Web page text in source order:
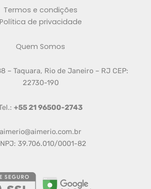
Termos e condições
Política de privacidade
Quem Somos
– Taquara, Rio de Janeiro – RJ CEP:
22730-190
+55 21 96500-2743
aimerio@aimerio.com.br
39.706.010/0001-82